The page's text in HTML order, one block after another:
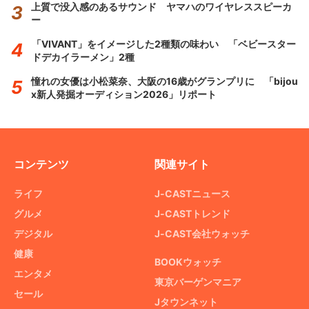
上質で没入感のあるサウンド ヤマハのワイヤレススピーカ
ー
「VIVANT」をイメージした2種類の味わい 「ベビースター
ドデカイラーメン」2種
憧れの女優は小松菜奈、大阪の16歳がグランプリに 「bijou
x新人発掘オーディション2026」リポート
コンテンツ
ライフ
グルメ
デジタル
健康
エンタメ
セール
関連サイト
J-CASTニュース
J-CASTトレンド
J-CAST会社ウォッチ
BOOKウォッチ
東京バーゲンマニア
Jタウンネット